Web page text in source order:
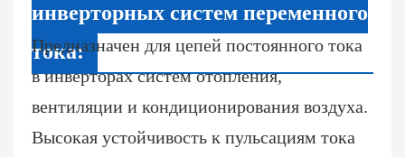
инверторных систем переменного
тока:
Предназначен для цепей постоянного тока
в инверторах систем отопления,
вентиляции и кондиционирования воздуха.
Высокая устойчивость к пульсациям тока